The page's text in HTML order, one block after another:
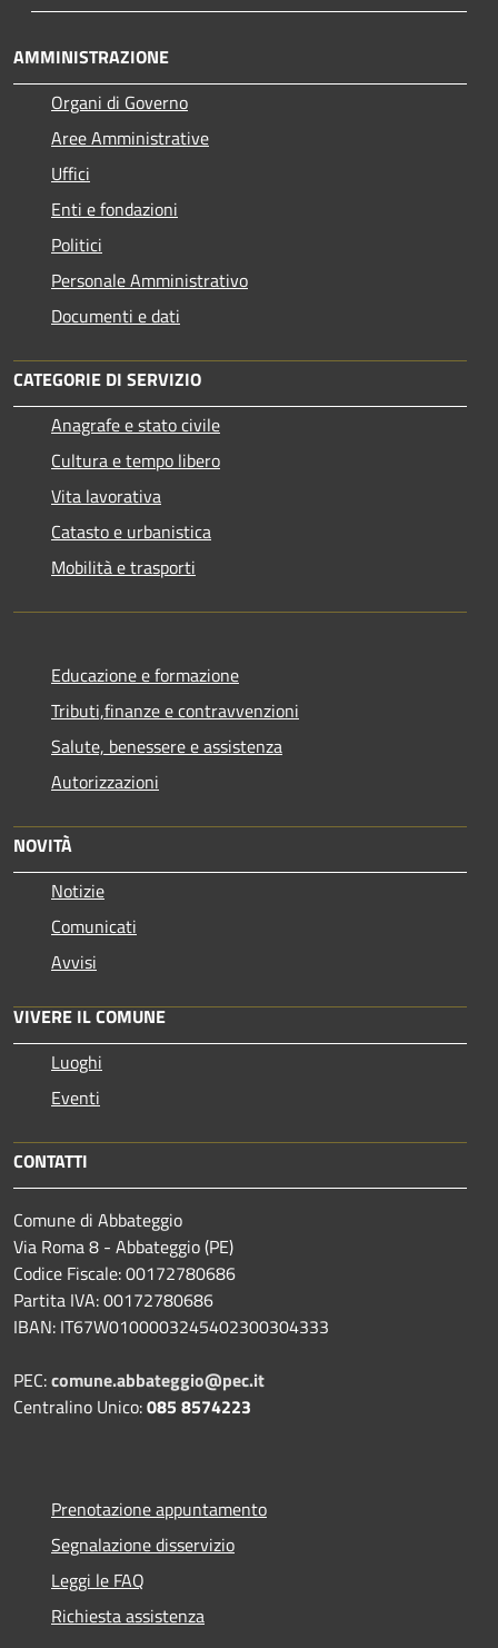
AMMINISTRAZIONE
Organi di Governo
Aree Amministrative
Uffici
Enti e fondazioni
Politici
Personale Amministrativo
Documenti e dati
CATEGORIE DI SERVIZIO
Anagrafe e stato civile
Cultura e tempo libero
Vita lavorativa
Catasto e urbanistica
Mobilità e trasporti
Educazione e formazione
Tributi,finanze e contravvenzioni
Salute, benessere e assistenza
Autorizzazioni
NOVITÀ
Notizie
Comunicati
Avvisi
VIVERE IL COMUNE
Luoghi
Eventi
CONTATTI
Comune di Abbateggio
Via Roma 8 - Abbateggio (PE)
Codice Fiscale: 00172780686
Partita IVA: 00172780686
IBAN: IT67W0100003245402300304333
PEC:comune.abbateggio@pec.it
Centralino Unico:085 8574223
Prenotazione appuntamento
Segnalazione disservizio
Leggi le FAQ
Richiesta assistenza